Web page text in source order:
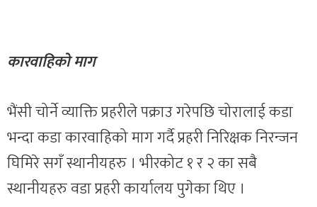
कारवाहिको माग
भैंसी चोर्ने व्याक्ति प्रहरीले पक्राउ गरेपछि चोरालाई कडा
भन्दा कडा कारवाहिको माग गर्दै प्रहरी निरिक्षक निरन्जन
घिमिरे सगँ स्थानीयहरु । भीरकोट १ र २ का सबै
स्थानीयहरु वडा प्रहरी कार्यालय पुगेका थिए ।